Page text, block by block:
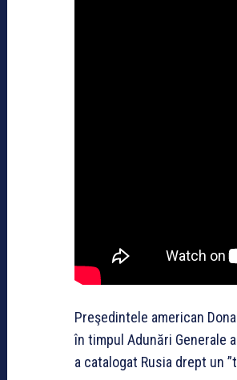
Preşedintele american
în timpul Adunări Generale
a catalogat Rusia drept un